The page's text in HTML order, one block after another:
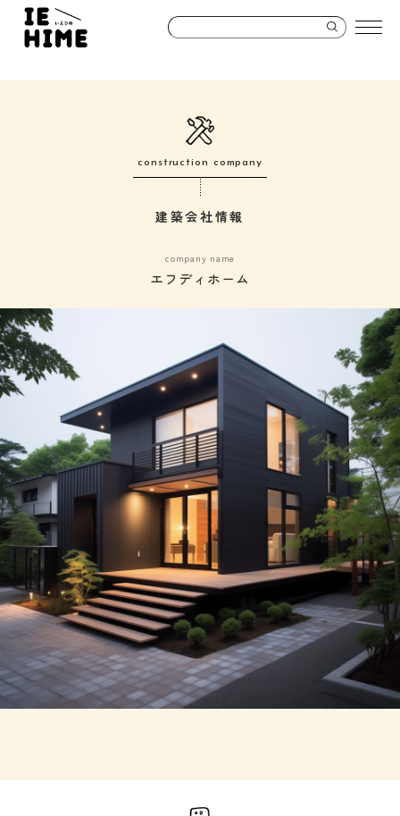
construction company
建築会社情報
company name
エフディホーム